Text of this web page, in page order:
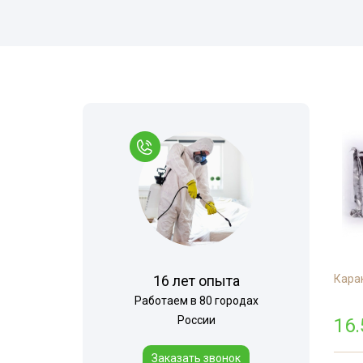
Мошки
Короед
Гербицидная обработка
Долгоносик
Точильщик
заболеваниях
Обработка
Санитарная
Дезинфекция
16 лет опыта
Работаем в 80 городах
России
Заказать звонок